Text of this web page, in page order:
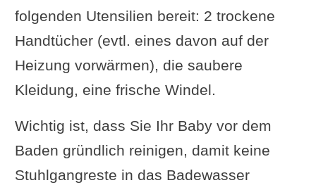
folgenden Utensilien bereit: 2 trockene
Handtücher (evtl. eines davon auf der
Heizung vorwärmen), die saubere
Kleidung, eine frische Windel.
Wichtig ist, dass Sie Ihr Baby vor dem
Baden gründlich reinigen, damit keine
Stuhlgangreste in das Badewasser